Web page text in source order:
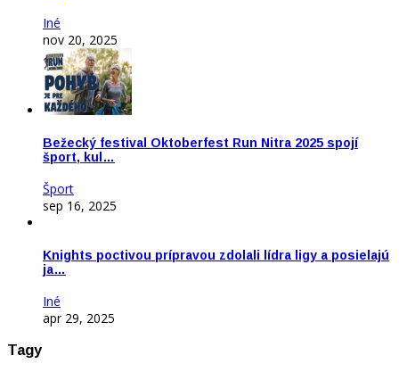
Iné
nov 20, 2025
Bežecký festival Oktoberfest Run Nitra 2025 spojí
šport, kul…
Šport
sep 16, 2025
Knights poctivou prípravou zdolali lídra ligy a posielajú
ja…
Iné
apr 29, 2025
Tagy